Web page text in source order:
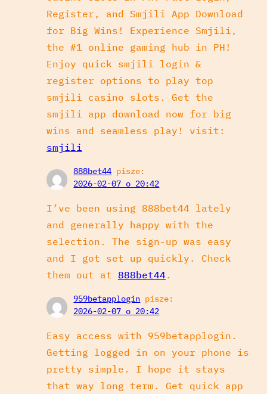
Register, and Smjili App Download
for Big Wins! Experience Smjili,
the #1 online gaming hub in PH!
Enjoy quick smjili login &
register options to play top
smjili casino slots. Get the
smjili app download now for big
wins and seamless play! visit:
smjili
888bet44 pisze:
2026-02-07 o 20:42
I’ve been using 888bet44 lately
and generally happy with the
selection. The sign-up was easy
and I got set up quickly. Check
them out at 888bet44 .
959betapplogin pisze:
2026-02-07 o 20:42
Easy access with 959betapplogin.
Getting logged in on your phone is
pretty simple. I hope it stays
that way long term. Get quick app